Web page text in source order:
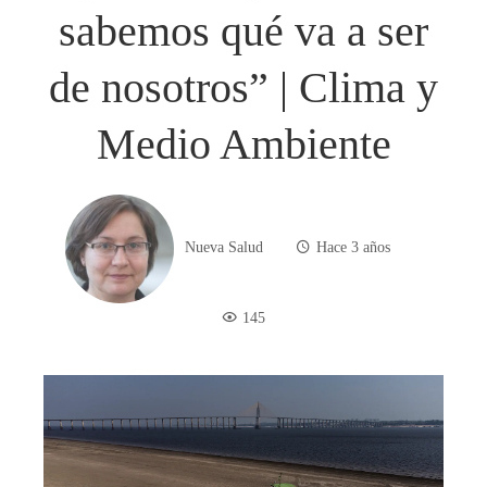
sabemos qué va a ser
de nosotros” | Clima y
Medio Ambiente
Nueva Salud Hace 3 años
145